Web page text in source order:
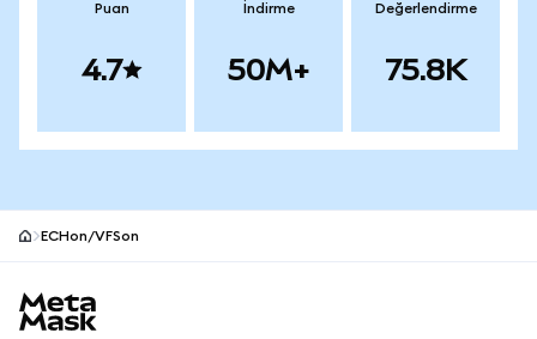
Puan
4.7
İndirme
50M+
Değerlendirme
75.8K
ECHon/VFSon